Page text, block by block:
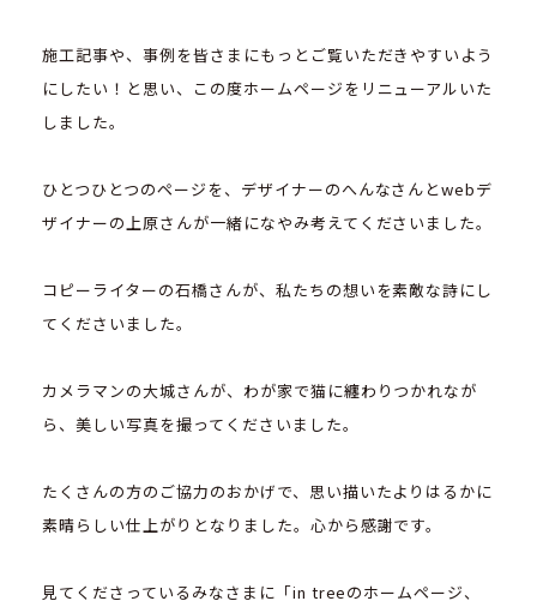
施工記事や、事例を皆さまにもっとご覧いただきやすいよう
にしたい！と思い、この度ホームページをリニューアルいた
しました。
ひとつひとつのページを、デザイナーのへんなさんとwebデ
ザイナーの上原さんが一緒になやみ考えてくださいました。
コピーライターの石橋さんが、私たちの想いを素敵な詩にし
てくださいました。
カメラマンの大城さんが、わが家で猫に纏わりつかれなが
ら、美しい写真を撮ってくださいました。
たくさんの方のご協力のおかげで、思い描いたよりはるかに
素晴らしい仕上がりとなりました。心から感謝です。
見てくださっているみなさまに「in treeのホームページ、